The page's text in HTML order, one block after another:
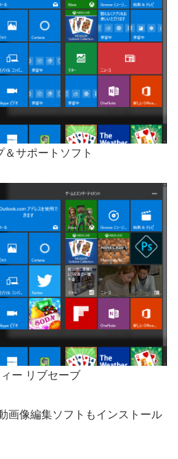
＆サポートソフト
ー リブセーブ
画像編集ソフトもインストール